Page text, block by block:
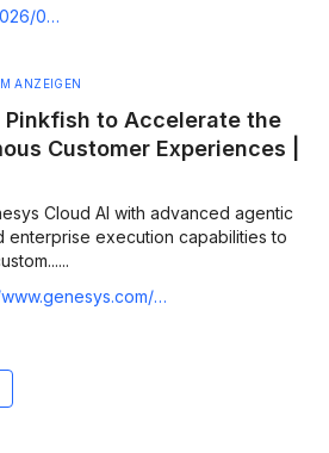
jobs-debate/
ANZEIGEN
Pinkfish to Accelerate the
Customer Experiences |
Cloud AI with advanced agentic
enterprise execution capabilities to
announcements/genesys-acquires-pinkfish-to-accelerate-the-future-of-autonomous-customer-experiences